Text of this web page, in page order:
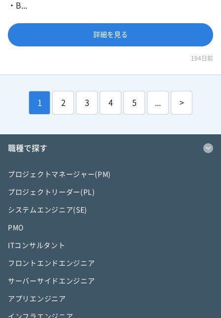
・B...
詳細を見る
194日前
1 2 3 4 5 >
職種で探す
プロジェクトマネージャー(PM)
プロジェクトリーダー(PL)
システムエンジニア(SE)
PMO
ITコンサルタント
フロントエンドエンジニア
サーバーサイドエンジニア
アプリエンジニア
インフラエンジニア